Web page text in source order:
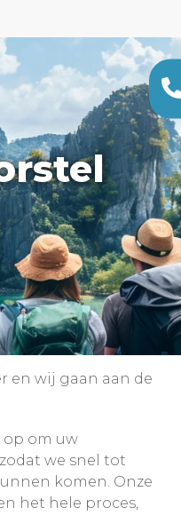
en wij gaan aan de
om uw
we snel tot
komen. Onze
het hele proces,